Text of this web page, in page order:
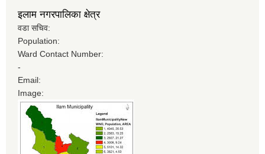
इलाम नगरपालिका क्षेत्र
वडा सचिव:
Population:
Ward Contact Number:
-
Email:
Image: